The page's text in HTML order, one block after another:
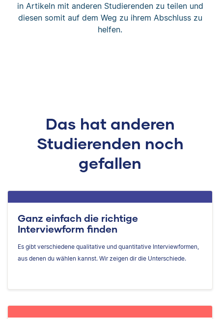
in Artikeln mit anderen Studierenden zu teilen und
diesen somit auf dem Weg zu ihrem Abschluss zu
helfen.
Das hat anderen
Studierenden noch
gefallen
Ganz einfach die richtige
Interviewform finden
Es gibt verschiedene qualitative und quantitative Interviewformen,
aus denen du wählen kannst. Wir zeigen dir die Unterschiede.